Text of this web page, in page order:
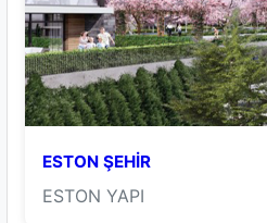
ESTON ŞEHİR
ESTON YAPI